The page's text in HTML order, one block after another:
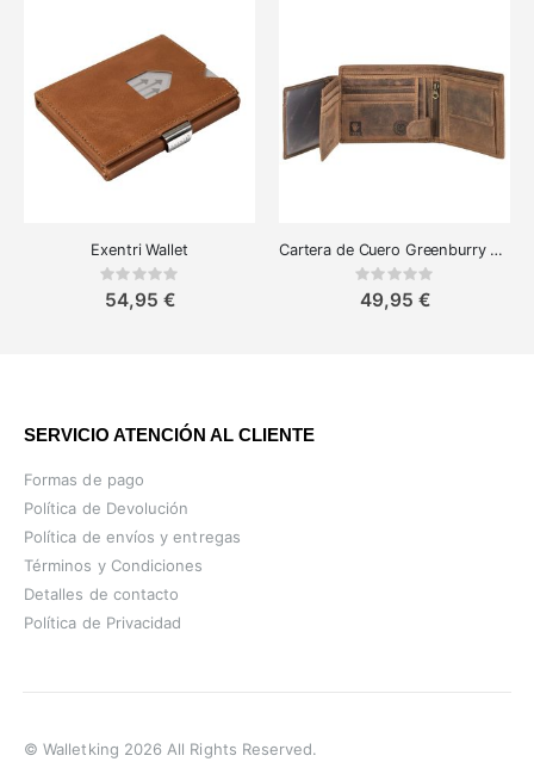
Exentri Wallet
Rating:
54,95 €
Cartera de Cuero Greenburry Vintage para Hombre
Rating:
49,95 €
SERVICIO ATENCIÓN AL CLIENTE
Formas de pago
Política de Devolución
Política de envíos y entregas
Términos y Condiciones
Detalles de contacto
Política de Privacidad
© Walletking 2026 All Rights Reserved.